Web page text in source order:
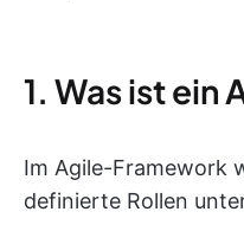
1. Was ist ein
Im Agile-Framework
definierte Rollen